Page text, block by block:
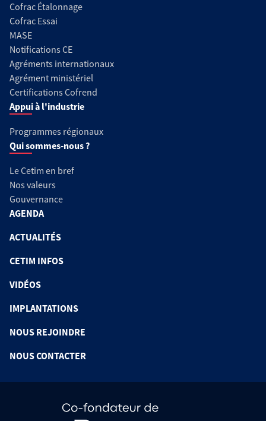
Cofrac Étalonnage
Cofrac Essai
MASE
Notifications CE
Agréments internationaux
Agrément ministériel
Certifications Cofrend
Appui à l'industrie
Programmes régionaux
Qui sommes-nous ?
Le Cetim en bref
Nos valeurs
Gouvernance
AGENDA
ACTUALITÉS
CETIM INFOS
VIDÉOS
IMPLANTATIONS
NOUS REJOINDRE
NOUS CONTACTER